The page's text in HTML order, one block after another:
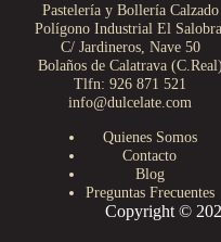
Pastelería y Bollería Calzado
Polígono Industrial El
C/ Jardineros, Nave 50
Bolaños de Calatrava (C.Real)
Tlfn: 926 871 521
info@dulcelate.com
Quienes Somos
Contacto
Blog
Preguntas Frecuentes
Copyright ©